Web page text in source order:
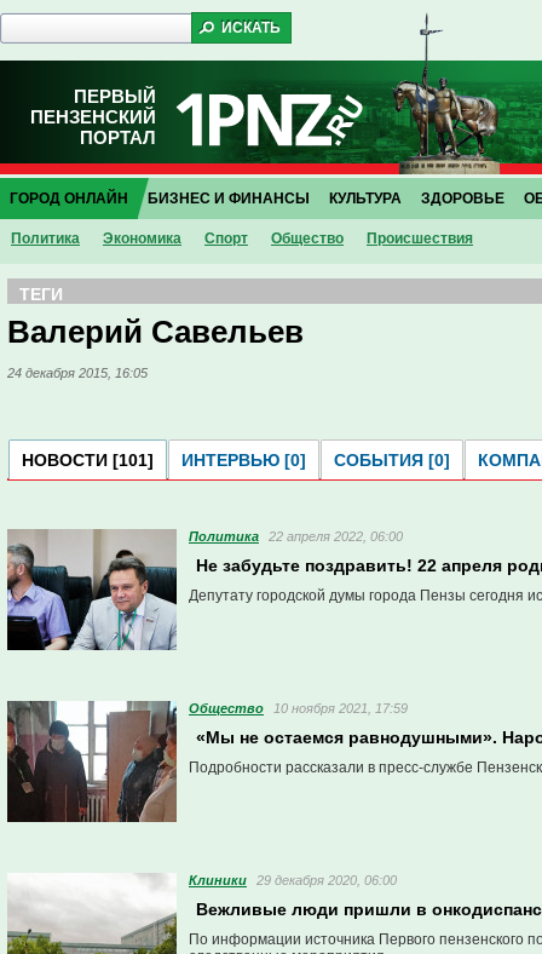
ПЕРВЫЙ
ПЕНЗЕНСКИЙ
ПОРТАЛ
ГОРОД ОНЛАЙН
Политика Экономика Спорт Общество Проиcшествия
БИЗНЕС И ФИНАНСЫ КУЛЬТУРА ЗДОРОВЬЕ
ТЕГИ
Валерий Савельев
24 декабря 2015, 16:05
НОВОСТИ [101] ИНТЕРВЬЮ [0] СОБЫТИЯ [0]
Политика 22 апреля 2022, 06:00
Не забудьте поздравить! 22 апреля
Депутату городской думы города Пензы сегодня
Общество 10 ноября 2021, 17:59
«Мы не остаемся равнодушными».
Подробности рассказали в пресс-службе
Клиники 29 декабря 2020, 06:00
Вежливые люди пришли в
По информации источника Первого пензенского